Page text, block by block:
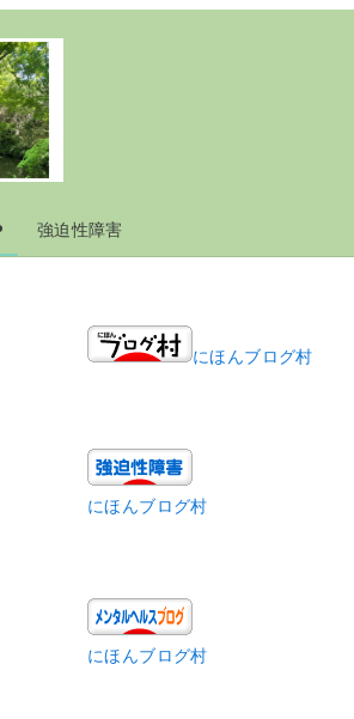
強迫性障害
にほんブログ村
にほんブログ村
にほんブログ村